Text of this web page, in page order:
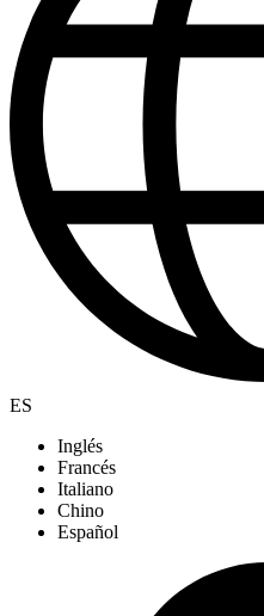
ES
Inglés
Francés
Italiano
Chino
Español